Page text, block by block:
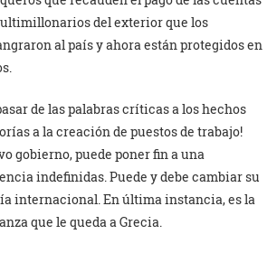
del exterior que los
al país y ahora están protegidos en
de las palabras críticas a los hechos
a la creación de puestos de trabajo!
gobierno, puede poner fin a una
indefinidas. Puede y debe cambiar su
internacional. En última instancia, es la
que le queda a Grecia.